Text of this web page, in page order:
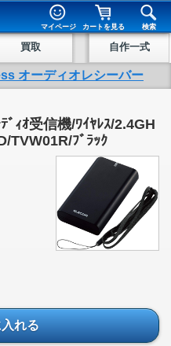
マイページ カートを見る 検索
買取 自作一式
オーディオレシーバー
ｨｵ受信機/ﾜｲﾔﾚｽ/2.4GH
TVW01R/ﾌﾞﾗｯｸ
れる